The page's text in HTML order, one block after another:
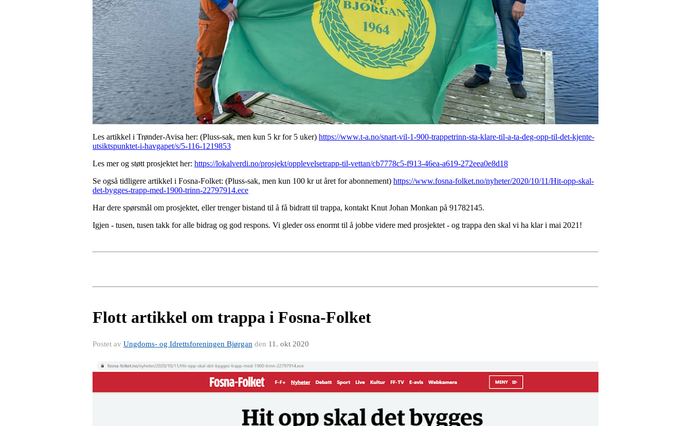
Les artikkel i Trønder-Avisa her: (Pluss-sak, men kun 5 kr for 5 uker) https://www.t-a.no/snart-vil-1-900-trappetrinn-sta-klare-til-a-ta-deg-opp-til-det-kjente-
utsiktspunktet-i-havgapet/s/5-116-1219853
Les mer og støtt prosjektet her: https://lokalverdi.no/prosjekt/opplevelsetrapp-til-vettan/cb7778c5-f913-46ea-a619-272eea0e8d18
Se også tidligere artikkel i Fosna-Folket: (Pluss-sak, men kun 100 kr ut året for abonnement) https://www.fosna-folket.no/nyheter/2020/10/11/Hit-opp-skal-
det-bygges-trapp-med-1900-trinn-22797914.ece
Har dere spørsmål om prosjektet, eller trenger bistand til å få bidratt til trappa, kontakt Knut Johan Monkan på 91782145.
Igjen - tusen, tusen takk for alle bidrag og god respons. Vi gleder oss enormt til å jobbe videre med prosjektet - og trappa den skal vi ha klar i mai 2021!
Flott artikkel om trappa i Fosna-Folket
Postet av Ungdoms- og Idrettsforeningen Bjørgan den 11. okt 2020